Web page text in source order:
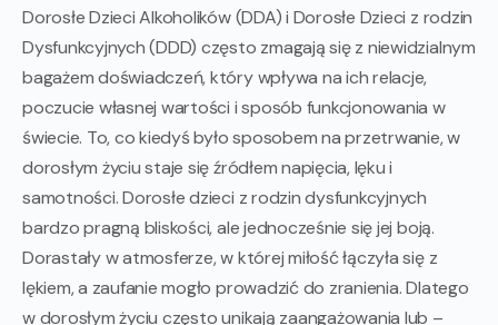
Dorosłe Dzieci Alkoholików (DDA) i Dorosłe Dzieci z rodzin
Dysfunkcyjnych (DDD) często zmagają się z niewidzialnym
bagażem doświadczeń, który wpływa na ich relacje,
poczucie własnej wartości i sposób funkcjonowania w
świecie. To, co kiedyś było sposobem na przetrwanie, w
dorosłym życiu staje się źródłem napięcia, lęku i
samotności. Dorosłe dzieci z rodzin dysfunkcyjnych
bardzo pragną bliskości, ale jednocześnie się jej boją.
Dorastały w atmosferze, w której miłość łączyła się z
lękiem, a zaufanie mogło prowadzić do zranienia. Dlatego
w dorosłym życiu często unikają zaangażowania lub –